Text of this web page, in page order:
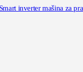
inverter mašina za